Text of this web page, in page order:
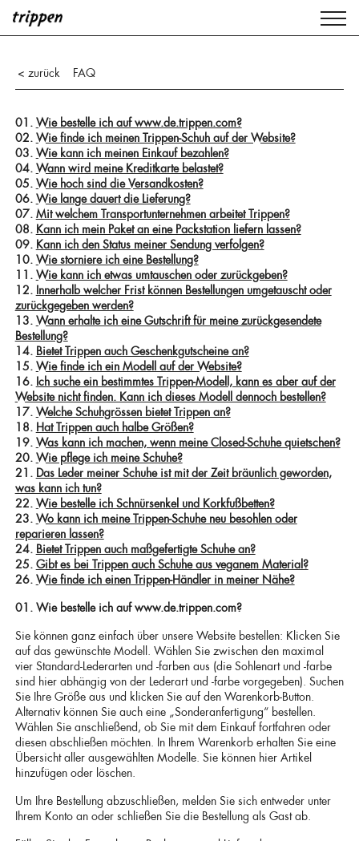
< zurück FAQ
01. Wie bestelle ich auf www.de.trippen.com?
02. Wie finde ich meinen Trippen-Schuh auf der Website?
03. Wie kann ich meinen Einkauf bezahlen?
04. Wann wird meine Kreditkarte belastet?
05. Wie hoch sind die Versandkosten?
06. Wie lange dauert die Lieferung?
07. Mit welchem Transportunternehmen arbeitet Trippen?
08. Kann ich mein Paket an eine Packstation liefern lassen?
09. Kann ich den Status meiner Sendung verfolgen?
10. Wie storniere ich eine Bestellung?
11. Wie kann ich etwas umtauschen oder zurückgeben?
12. Innerhalb welcher Frist können Bestellungen umgetauscht oder
zurückgegeben werden?
13. Wann erhalte ich eine Gutschrift für meine zurückgesendete
Bestellung?
14. Bietet Trippen auch Geschenkgutscheine an?
15. Wie finde ich ein Modell auf der Website?
16. Ich suche ein bestimmtes Trippen-Modell, kann es aber auf der
Website nicht finden. Kann ich dieses Modell dennoch bestellen?
17. Welche Schuhgrössen bietet Trippen an?
18. Hat Trippen auch halbe Größen?
19. Was kann ich machen, wenn meine Closed-Schuhe quietschen?
20. Wie pflege ich meine Schuhe?
21. Das Leder meiner Schuhe ist mit der Zeit bräunlich geworden,
was kann ich tun?
22. Wie bestelle ich Schnürsenkel und Korkfußbetten?
23. Wo kann ich meine Trippen-Schuhe neu besohlen oder
reparieren lassen?
24. Bietet Trippen auch maßgefertigte Schuhe an?
25. Gibt es bei Trippen auch Schuhe aus veganem Material?
26. Wie finde ich einen Trippen-Händler in meiner Nähe?
01. Wie bestelle ich auf www.de.trippen.com?
Sie können ganz einfach über unsere Website bestellen: Klicken Sie
auf das gewünschte Modell. Wählen Sie zwischen den maximal
vier Standard-Lederarten und -farben aus (die Sohlenart und -farbe
sind hier abhängig von der Lederart und -farbe vorgegeben). Suchen
Sie Ihre Größe aus und klicken Sie auf den Warenkorb-Button.
Alternativ können Sie auch eine „Sonderanfertigung“ bestellen.
Wählen Sie anschließend, ob Sie mit dem Einkauf fortfahren oder
diesen abschließen möchten. In Ihrem Warenkorb erhalten Sie eine
Übersicht aller ausgewählten Modelle. Sie können hier Artikel
hinzufügen oder löschen.
Um Ihre Bestellung abzuschließen, melden Sie sich entweder unter
Ihrem Konto an oder schließen Sie die Bestellung als Gast ab.